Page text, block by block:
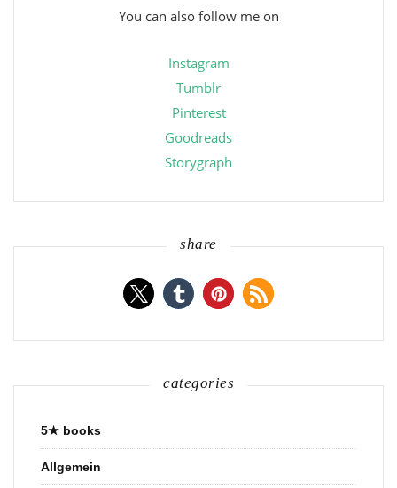
You can also follow me on
Instagram
Tumblr
Pinterest
Goodreads
Storygraph
share
categories
5★ books
Allgemein